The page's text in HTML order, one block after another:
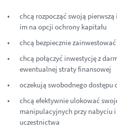
chcą rozpocząć swoją
im na opcji ochrony kapitału
chcą bezpiecznie
chcą połączyć inwestycję z
ewentualnej straty finansowej
oczekują swobodnego dostępu
chcą efektywnie ulokować
manipulacyjnych przy nabyciu
uczestnictwa